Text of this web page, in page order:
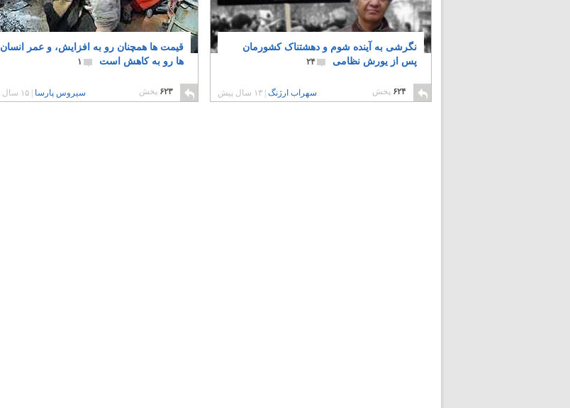
نگرشی به آینده شوم و دهشتناک کشورمان
پس از یورش نظامی
۲۴
۶۲۴ پخش سهراب ارژنگ |۱۳ سال پیش
قیمت ها همچنان رو به افزایش، و عمر انسان
ها رو به کاهش است
۱
۶۲۳ پخش سیروس پارسا ۱۵ سال پیش